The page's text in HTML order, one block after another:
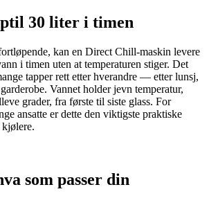
30 liter i timen
kan en Direct Chill-maskin levere
i timen uten at temperaturen stiger. Det
tapper rett etter hverandre — etter lunsj,
Vannet holder jevn temperatur,
grader, fra første til siste glass. For
ansatte er dette den viktigste praktiske
som passer din